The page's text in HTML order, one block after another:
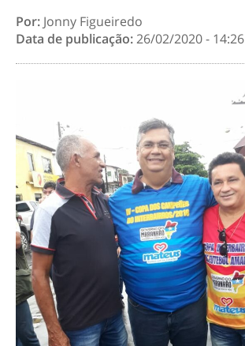
Por: Jonny Figueiredo
Data de publicação:26/02/2020 - 14:26